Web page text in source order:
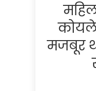
कोयले
मजबूर